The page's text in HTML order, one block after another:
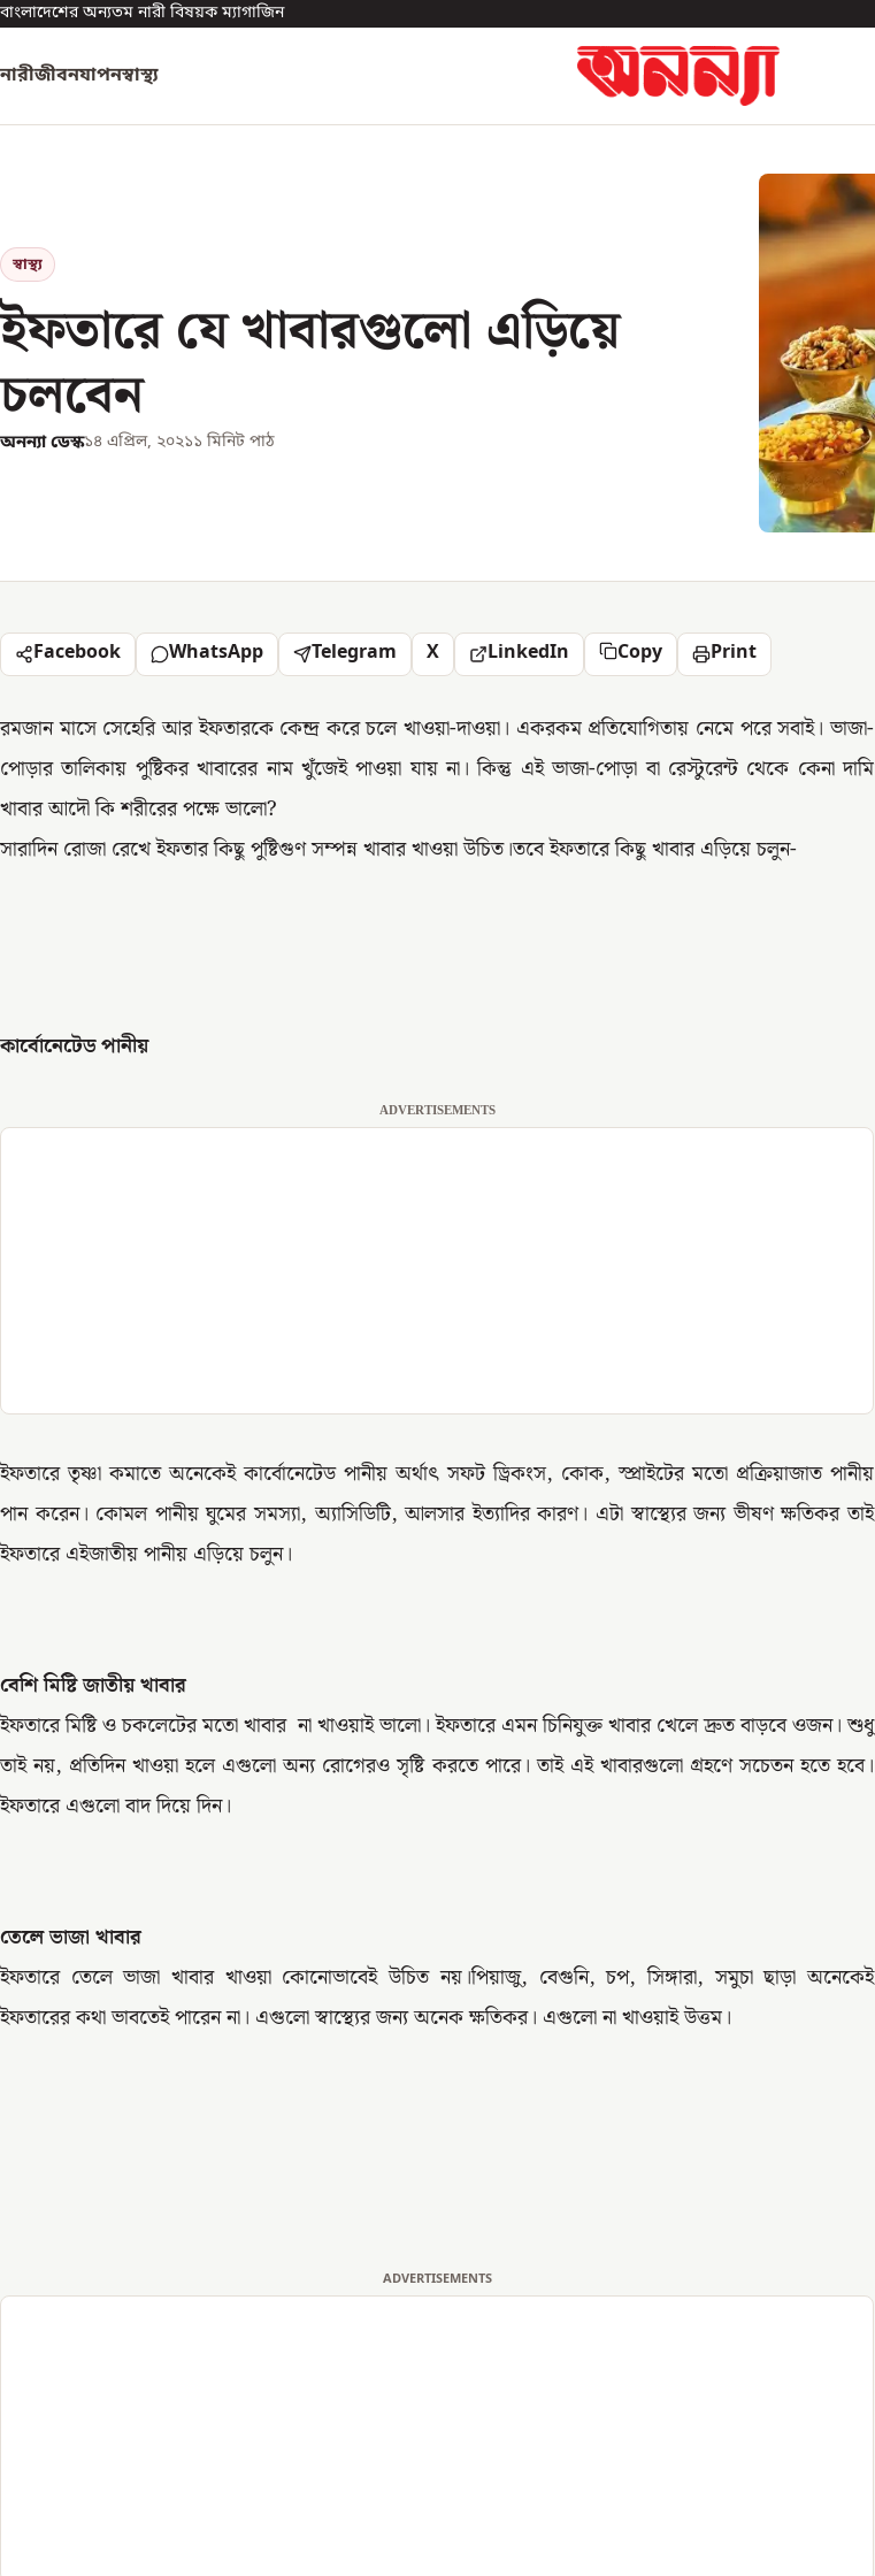
বাংলাদেশের অন্যতম নারী বিষয়ক ম্যাগাজিন
নারীজীবনযাপনস্বাস্থ্য
স্বাস্থ্য
ইফতারে যে খাবারগুলো এড়িয়ে
চলবেন
অনন্যা ডেস্ক১৪ এপ্রিল, ২০২১১ মিনিট পাঠ
Facebook WhatsApp Telegram X LinkedIn Copy Print
রমজান মাসে সেহেরি আর ইফতারকে কেন্দ্র করে চলে খাওয়া-দাওয়া। একরকম প্রতিযোগিতায় নেমে পরে সবাই। ভাজা-
পোড়ার তালিকায় পুষ্টিকর খাবারের নাম খুঁজেই পাওয়া যায় না। কিন্তু এই ভাজা-পোড়া বা রেস্টুরেন্ট থেকে কেনা দামি
খাবার আদৌ কি শরীরের পক্ষে ভালো?
সারাদিন রোজা রেখে ইফতার কিছু পুষ্টিগুণ সম্পন্ন খাবার খাওয়া উচিত।তবে ইফতারে কিছু খাবার এড়িয়ে চলুন-
কার্বোনেটেড পানীয়
ADVERTISEMENTS
ইফতারে তৃষ্ণা কমাতে অনেকেই কার্বোনেটেড পানীয় অর্থাৎ সফট ড্রিকংস, কোক, স্প্রাইটের মতো প্রক্রিয়াজাত পানীয়
পান করেন। কোমল পানীয় ঘুমের সমস্যা, অ্যাসিডিটি, আলসার ইত্যাদির কারণ। এটা স্বাস্থ্যের জন্য ভীষণ ক্ষতিকর তাই
ইফতারে এইজাতীয় পানীয় এড়িয়ে চলুন।
বেশি মিষ্টি জাতীয় খাবার
ইফতারে মিষ্টি ও চকলেটের মতো খাবার না খাওয়াই ভালো। ইফতারে এমন চিনিযুক্ত খাবার খেলে দ্রুত বাড়বে ওজন। শুধু
তাই নয়, প্রতিদিন খাওয়া হলে এগুলো অন্য রোগেরও সৃষ্টি করতে পারে। তাই এই খাবারগুলো গ্রহণে সচেতন হতে হবে।
ইফতারে এগুলো বাদ দিয়ে দিন।
তেলে ভাজা খাবার
ইফতারে তেলে ভাজা খাবার খাওয়া কোনোভাবেই উচিত নয়।পিয়াজু, বেগুনি, চপ, সিঙ্গারা, সমুচা ছাড়া অনেকেই
ইফতারের কথা ভাবতেই পারেন না। এগুলো স্বাস্থ্যের জন্য অনেক ক্ষতিকর। এগুলো না খাওয়াই উত্তম।
ADVERTISEMENTS